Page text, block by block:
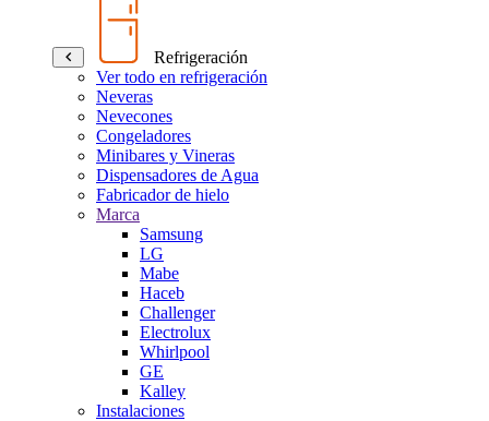
Refrigeración
Ver todo en refrigeración
Neveras
Nevecones
Congeladores
Minibares y Vineras
Dispensadores de Agua
Fabricador de hielo
Marca
Samsung
LG
Mabe
Haceb
Challenger
Electrolux
Whirlpool
GE
Kalley
Instalaciones